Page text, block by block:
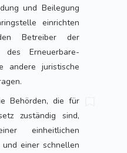
und Beilegung
einrichten
Betreiber der
Erneuerbare-
andere juristische
Behörden, die für
zuständig sind,
einheitlichen
einer schnellen